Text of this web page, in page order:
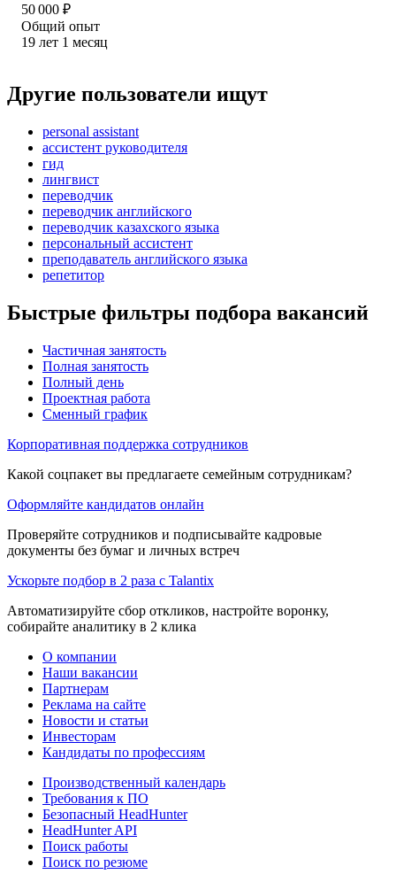
50 000 ₽
Общий опыт
19 лет 1 месяц
Другие пользователи ищут
personal assistant
ассистент руководителя
гид
лингвист
переводчик
переводчик английского
переводчик казахского языка
персональный ассистент
преподаватель английского языка
репетитор
Быстрые фильтры подбора вакансий
Частичная занятость
Полная занятость
Полный день
Проектная работа
Сменный график
Корпоративная поддержка сотрудников
Какой соцпакет вы предлагаете семейным сотрудникам?
Оформляйте кандидатов онлайн
Проверяйте сотрудников и подписывайте кадровые
документы без бумаг и личных встреч
Ускорьте подбор в 2 раза с Talantix
Автоматизируйте сбор откликов, настройте воронку,
собирайте аналитику в 2 клика
О компании
Наши вакансии
Партнерам
Реклама на сайте
Новости и статьи
Инвесторам
Кандидаты по профессиям
Производственный календарь
Требования к ПО
Безопасный HeadHunter
HeadHunter API
Поиск работы
Поиск по резюме